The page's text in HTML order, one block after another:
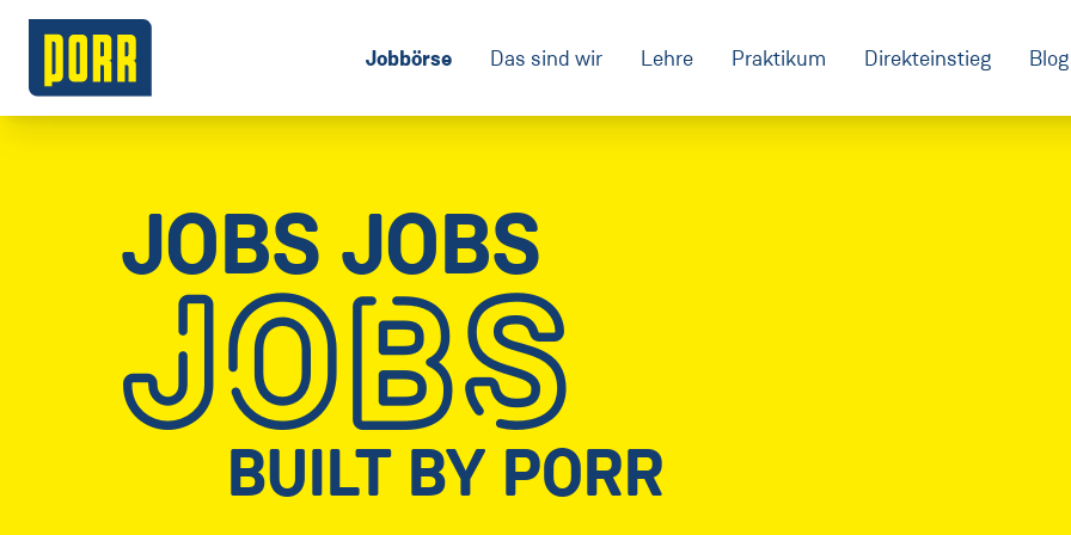
Jobbörse Das sind wir Lehre Praktikum Direkteinstieg Blog
JOBS JOBS
JOBS
BUILT BY PORR